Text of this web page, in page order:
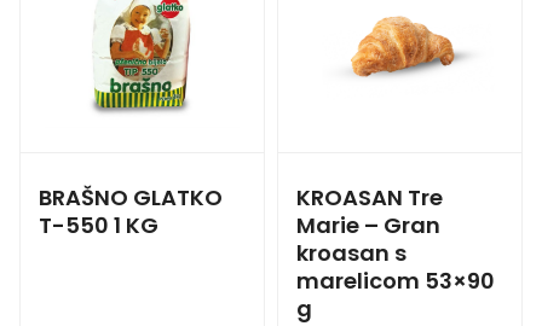
BRAŠNO GLATKO
T-550 1 KG
KROASAN Tre
Marie – Gran
kroasan s
marelicom 53×90
g